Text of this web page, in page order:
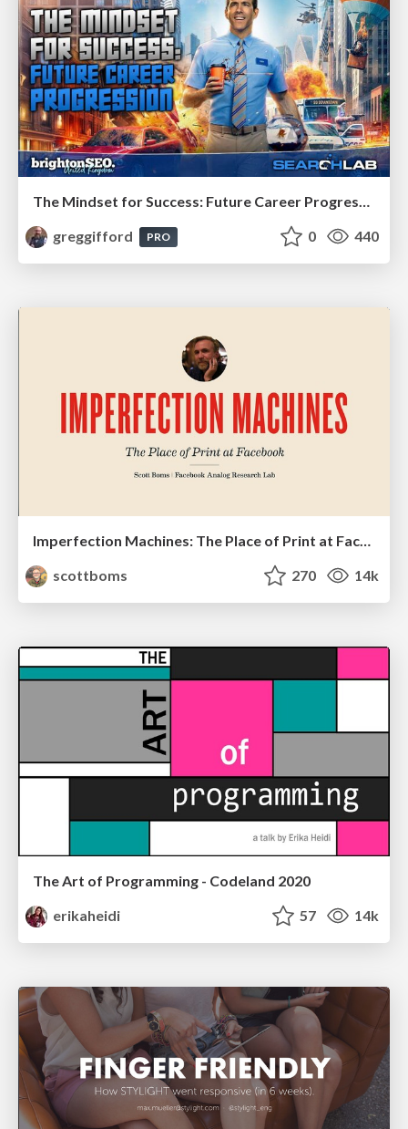
The Mindset for Success: Future Career Progression
greggifford
PRO 0 440
Imperfection Machines: The Place of Print at Facebook
scottboms
270 14k
The Art of Programming - Codeland 2020
erikaheidi
57 14k